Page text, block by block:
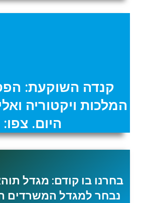
קנדה השוקעת:
המלכות ויקטוריה
היום. צפו:
בחרנו בו קודם: מגדל
נבחר למגדל המשרדים